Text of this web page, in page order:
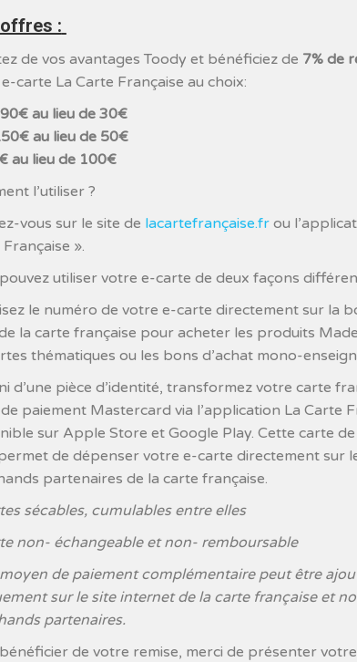
:
de vos avantages Toody et bénéficiez de 7% de
carte La Carte Française au choix:
au lieu de 30€
au lieu de 50€
au lieu de 100€
l’utiliser ?
vous sur le site de lacartefrançaise.frou
».
utiliser votre e-carte de deux façons
le numéro de votre e-carte directement sur la
la carte française pour acheter les produits
thématiques ou les bons d’achat mono-
d’une pièce d’identité, transformez votre carte
paiement Mastercard via l’application La Carte
sur Apple Store et Google Play. Cette carte
de dépenser votre e-carte directement sur
partenaires de la carte française.
sécables, cumulables entre elles
non- échangeable et non- remboursable
de paiement complémentaire peut être
sur le site internet de la carte française et
partenaires.
de votre remise, merci de présenter